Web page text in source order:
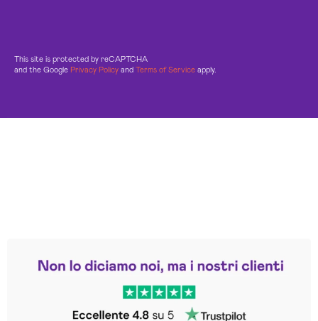
This site is protected by reCAPTCHA
and the Google Privacy Policy and Terms of Service apply.
Trustpilot